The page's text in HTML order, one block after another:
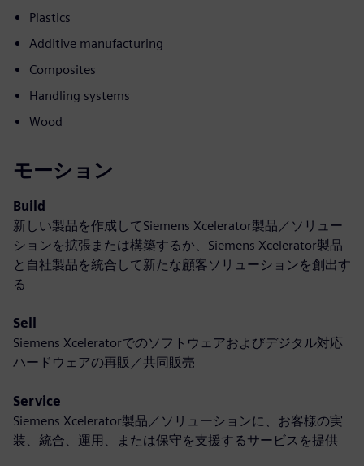
Plastics
Additive manufacturing
Composites
Handling systems
Wood
モーション
Build
新しい製品を作成してSiemens Xcelerator製品／ソリュー
ションを拡張または構築するか、Siemens Xcelerator製品
と自社製品を統合して新たな顧客ソリューションを創出す
る
Sell
Siemens Xceleratorでのソフトウェアおよびデジタル対応
ハードウェアの再販／共同販売
Service
Siemens Xcelerator製品／ソリューションに、お客様の実
装、統合、運用、または保守を支援するサービスを提供